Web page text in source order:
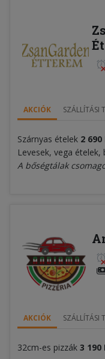
AKCIÓK SZÁLLÍTÁSI
Szárnyas ételek 2 690
Levesek, vega
A bőségtálak
AKCIÓK SZÁLLÍTÁSI
32cm-es pizzák 3 190